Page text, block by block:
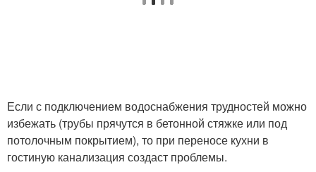
Если с подключением водоснабжения трудностей можно
избежать (трубы прячутся в бетонной стяжке или под
потолочным покрытием), то при переносе кухни в
гостиную канализация создаст проблемы.